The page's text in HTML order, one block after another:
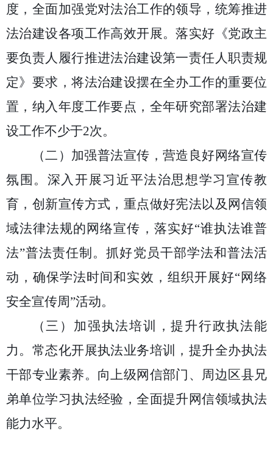
度，全面加强党对法治工作的领导，统筹推进
法治建设各项工作高效开展。落实好《党政主
要负责人履行推进法治建设第一责任人职责规
定》要求，将法治建设摆在全办工作的重要位
置，纳入年度工作要点，全年研究部署法治建
设工作不少于2次。
（二） 加强普法宣传 ， 营造良好网络宣传
氛围 。 深入开展习近平法治思想学习宣传教
育， 创新宣传方式，重点做好宪法以及网信领
域法律法规的网络宣传， 落实好“谁执法谁普
法”普法责任制。抓好党员干部学法和普法活
动，确保学法时间和实效，组织开展好“网络
安全宣传周”活动。
（三） 加强执法培训
，提升行政执法能
力。 常态化开展执法业务培训，提升全办执法
干部专业素养。向上级网信部门、周边区县兄
弟单位学习执法经验，全面提升网信领域执法
能力水平。